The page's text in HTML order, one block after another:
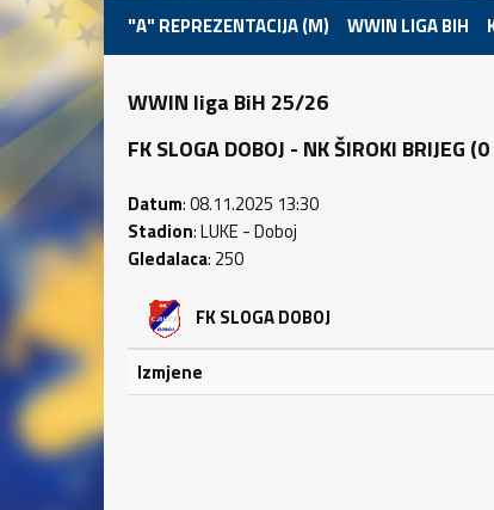
"A" REPREZENTACIJA (M) WWIN LIGA BIH
WWIN liga BiH 25/26
FK SLOGA DOBOJ - NK ŠIROKI BRIJEG
Datum: 08.11.2025 13:30
Stadion: LUKE - Doboj
Gledalaca: 250
FK SLOGA DOBOJ
Izmjene